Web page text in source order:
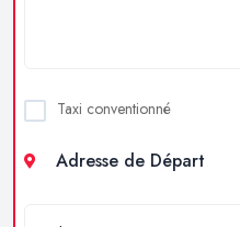
Taxi conventionné
Adresse de Départ